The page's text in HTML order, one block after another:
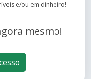
e/ou em dinheiro!
mesmo!